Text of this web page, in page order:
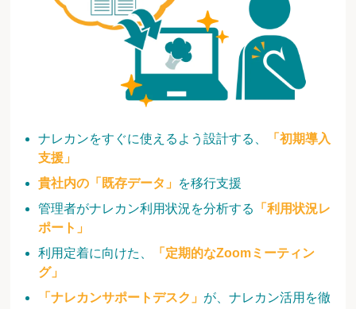
ナレカンをすぐに使えるよう設計する、
「初期導入
支援」
貴社内の「既存データ」 を移行支援
管理者がナレカン利用状況を分析する
「利用状況レ
ポート」
利用定着に向けた、
「定期的なZoomミーティン
グ」
「ナレカンサポートデスク」 が、ナレカン活用を徹